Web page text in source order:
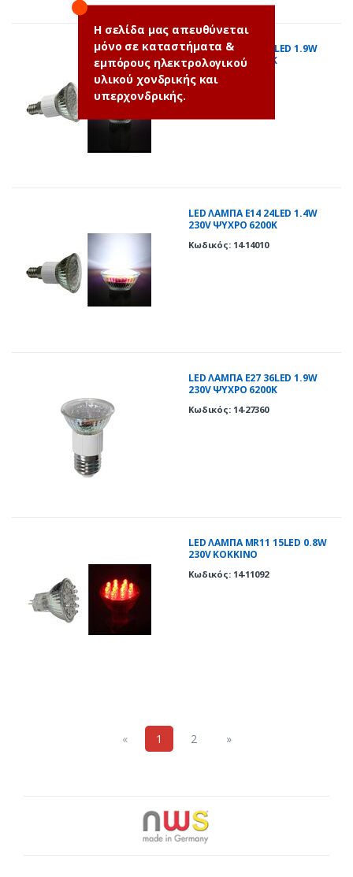
LED ΛΑΜΠΑ E14 36LED 1.9W
230V ΨΥΧΡΟ 6200Κ
Κωδικός: 14-14360
LED ΛΑΜΠΑ Ε14 24LED 1.4W
230V ΨΥΧΡΟ 6200Κ
Κωδικός: 14-14010
LED ΛΑΜΠΑ E27 36LED 1.9W
230V ΨΥΧΡΟ 6200Κ
Κωδικός: 14-27360
LED ΛΑΜΠΑ MR11 15LED 0.8W
230V KOKKINΟ
Κωδικός: 14-11092
«Previous
1 2 »Next
Η σελίδα μας απευθύνεται
μόνο σε καταστήματα &
εμπόρους ηλεκτρολογικού
υλικού χονδρικής και
υπερχονδρικής.